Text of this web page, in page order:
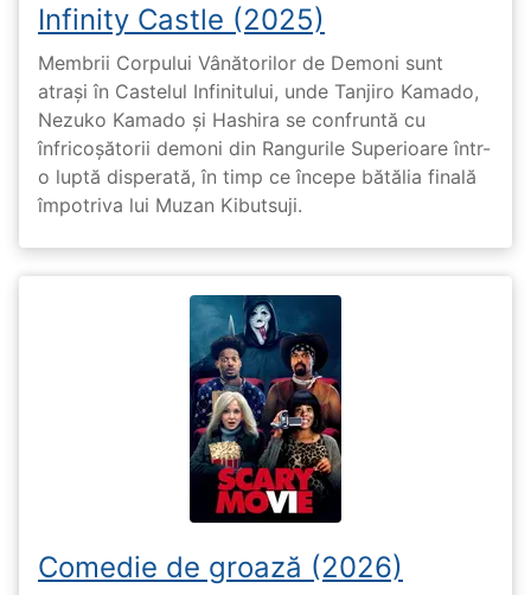
Infinity Castle (2025)
Membrii Corpului Vânătorilor de Demoni sunt
atrași în Castelul Infinitului, unde Tanjiro Kamado,
Nezuko Kamado și Hashira se confruntă cu
înfricoșătorii demoni din Rangurile Superioare într-
o luptă disperată, în timp ce începe bătălia finală
împotriva lui Muzan Kibutsuji.
Comedie de groază (2026)